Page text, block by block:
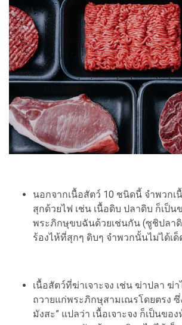
นอกจากเนื้อสัตว์ 10 ชนิดนี้ จำพวกเ
สุกด้วยไฟ เช่น เนื้อดิบ ปลาดิบ ก็เป็
พระภิกษุขบฉันด้วยเช่นกัน (ซูชิปลาดิ
ร้องไห้ที่สุกๆ ดิบๆ จำพวกนั้นไม่ได้เด็
เนื้อสัตว์ที่ฆ่าเจาะจง เช่น ฆ่าปลา ฆ่
ถวายแก่พระภิกษุสามเณรโดยตรง ซึ่
มังสะ” แปลว่า เนื้อเจาะจง ก็เป็นข